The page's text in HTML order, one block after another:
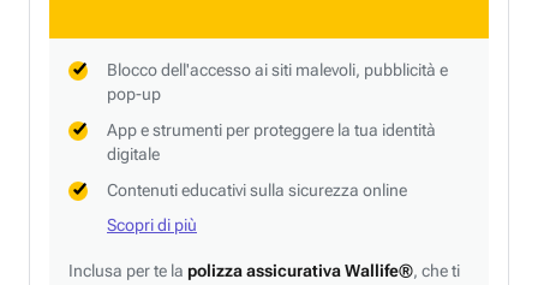
Blocco dell'accesso ai siti malevoli, pubblicità e
pop-up
App e strumenti per proteggere la tua identità
digitale
Contenuti educativi sulla sicurezza online
Scopri di più
Inclusa per te la polizza assicurativa Wallife®, che ti